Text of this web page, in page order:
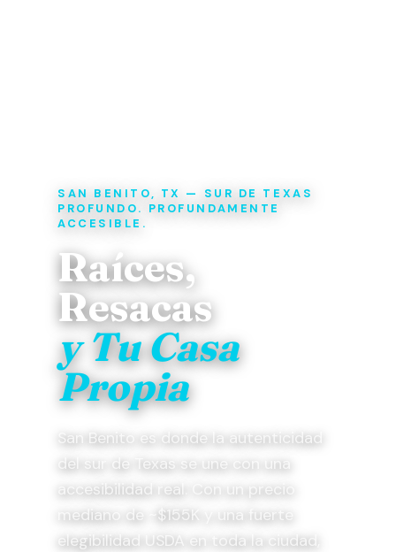
SAN BENITO, TX — SUR DE TEXAS
PROFUNDO. PROFUNDAMENTE
ACCESIBLE.
Raíces,
Resacas
y Tu Casa
Propia
San Benito es donde la autenticidad
del sur de Texas se une con una
accesibilidad real. Con un precio
mediano de ~$155K y una fuerte
elegibilidad USDA en toda la ciudad,